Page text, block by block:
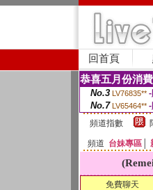
回首頁
恭喜五月份消
No.3 LV76835** -
No.7 LV65464** -
頻道指數
頻道 台妹專區
免費聊天